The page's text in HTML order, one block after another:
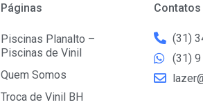
Páginas
Piscinas Planalto –
Piscinas de Vinil
Quem Somos
Troca de Vinil BH
Contatos
(31)
(31)